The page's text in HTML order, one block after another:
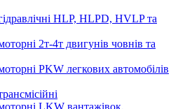
HLP, HLPD, HVLP та
2т-4т двигунів човнів та
PKW легкових автомобілів
LKW вантажівок,